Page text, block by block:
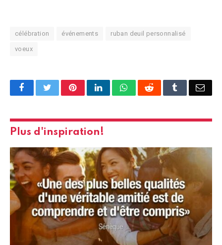
célébration événements ruban deuil personnalisé
voeux
FacebookTwitterPinterestLinkedInWhatsAppReddit Tumblr
Plus d'inspiration!